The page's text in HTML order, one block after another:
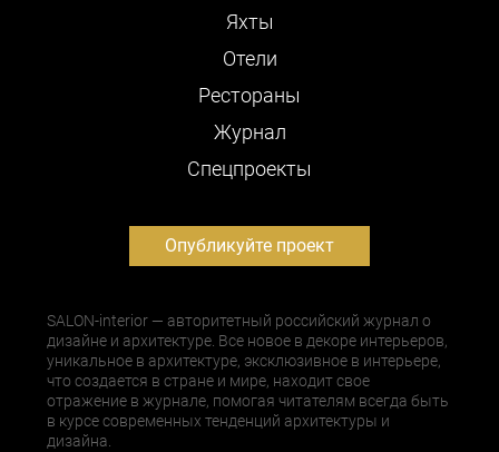
Яхты
Отели
Рестораны
Журнал
Cпецпроекты
Опубликуйте проект
SALON-interior — авторитетный российский журнал о
дизайне и архитектуре. Все новое в декоре интерьеров,
уникальное в архитектуре, эксклюзивное в интерьере,
что создается в стране и мире, находит свое
отражение в журнале, помогая читателям всегда быть
в курсе современных тенденций архитектуры и
дизайна.